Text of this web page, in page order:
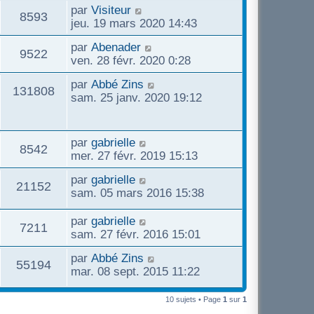
g
e
m
e
s
s
a
g
e
i
e
r
m
e
s
s
a
8593V
e
s
D
e
r
n
i
e
r
m
s
s
a
g
e
par Visiteur
jeu. 19 mars 2020 14:43
9522
s
D
e
r
n
i
m
e
s
s
a
g
e
par Abenader
ven. 28 févr. 2020 0:28
131808V
s
D
e
e
r
m
e
s
a
g
e
par Abbé Zins
sam. 25 janv. 2020 19:12
8542
D
e
r
n
i
e
r
m
e
s
s
a
par gabrielle
mer. 27 févr. 2019 15:13
21152
u
s
D
e
n
i
e
r
m
e
par gabrielle
sam. 05 mars 2016 15:38
7211
D
e
r
n
i
e
par gabrielle
sam. 27 févr. 2016 15:01
55194V
u
D
e
par Abbé Zins
mar. 08 sept. 2015 11:22
10 sujets • Page 1 sur 1